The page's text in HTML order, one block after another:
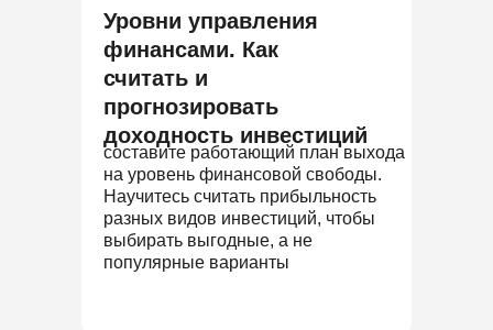
Уровни управления
финансами. Как
считать и
прогнозировать
доходность инвестиций
составите работающий план выхода
на уровень финансовой свободы.
Научитесь считать прибыльность
разных видов инвестиций, чтобы
выбирать выгодные, а не
популярные варианты